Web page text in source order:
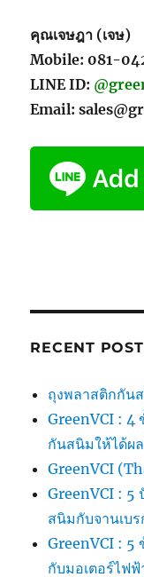
คุณเจษฎา (เจษ)
Mobile: 081-
LINE ID:
Email:
RECENT
ถุงพลาสติกกัน
GreenVCI : 4
กันสนิมให้ได้ผ
GreenVCI
GreenVCI : 5
สนิมกับจานเบร
GreenVCI : 5
กับมอเตอร์ไฟฟ้